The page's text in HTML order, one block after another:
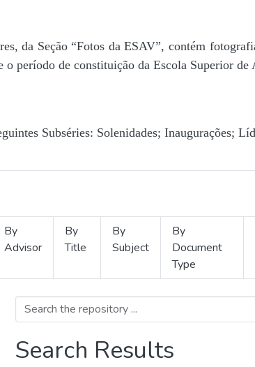
da Seção “Fotos da ESAV”, contém
o período de constituição da Escola Superior
Subséries: Solenidades; Inaugurações;
By
Advisor
By
Title
By
Subject
By
Document
Type
Search Results